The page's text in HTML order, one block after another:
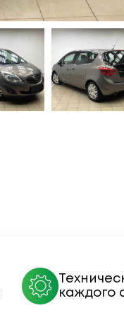
каждого